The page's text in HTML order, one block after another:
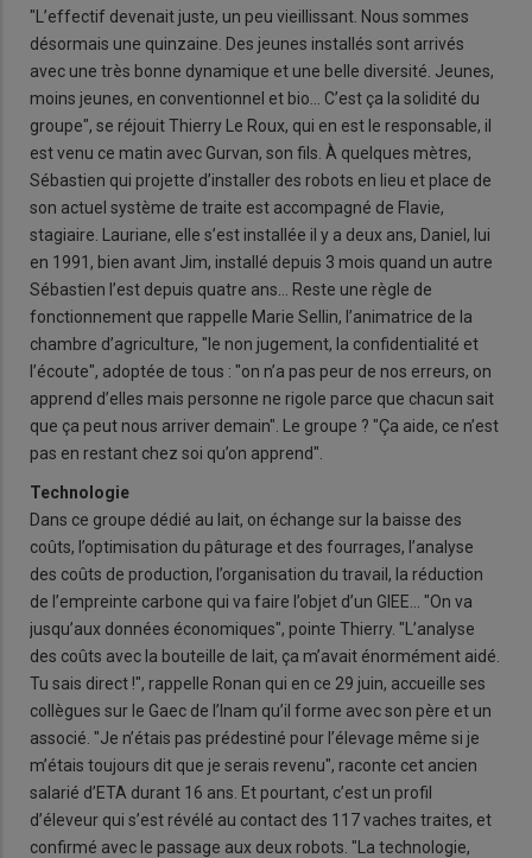
"L’effectif devenait juste, un peu vieillissant. Nous sommes
désormais une quinzaine. Des jeunes installés sont arrivés
avec une très bonne dynamique et une belle diversité. Jeunes,
moins jeunes, en conventionnel et bio… C’est ça la solidité du
groupe", se réjouit Thierry Le Roux, qui en est le responsable, il
est venu ce matin avec Gurvan, son fils. À quelques mètres,
Sébastien qui projette d’installer des robots en lieu et place de
son actuel système de traite est accompagné de Flavie,
stagiaire. Lauriane, elle s’est installée il y a deux ans, Daniel, lui
en 1991, bien avant Jim, installé depuis 3 mois quand un autre
Sébastien l’est depuis quatre ans… Reste une règle de
fonctionnement que rappelle Marie Sellin, l’animatrice de la
chambre d’agriculture, "le non jugement, la confidentialité et
l’écoute", adoptée de tous : "on n’a pas peur de nos erreurs, on
apprend d’elles mais personne ne rigole parce que chacun sait
que ça peut nous arriver demain". Le groupe ? "Ça aide, ce n’est
pas en restant chez soi qu’on apprend".
Technologie
Dans ce groupe dédié au lait, on échange sur la baisse des
coûts, l’optimisation du pâturage et des fourrages, l’analyse
des coûts de production, l’organisation du travail, la réduction
de l’empreinte carbone qui va faire l’objet d’un GIEE... "On va
jusqu’aux données économiques", pointe Thierry. "L’analyse
des coûts avec la bouteille de lait, ça m’avait énormément aidé.
Tu sais direct !", rappelle Ronan qui en ce 29 juin, accueille ses
collègues sur le Gaec de l’Inam qu’il forme avec son père et un
associé. "Je n’étais pas prédestiné pour l’élevage même si je
m’étais toujours dit que je serais revenu", raconte cet ancien
salarié d’ETA durant 16 ans. Et pourtant, c’est un profil
d’éleveur qui s’est révélé au contact des 117 vaches traites, et
confirmé avec le passage aux deux robots. "La technologie,